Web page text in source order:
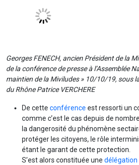
Georges FENECH, ancien Président de la
de la conférence de presse à l’Assemblée
maintien de la Miviludes » 10/10/19, sous
du Rhône Patrice VERCHERE
De cette conférence est ressorti un
comme c’est le cas depuis de
la dangerosité du phénomène
protéger les citoyens, le rôle
étant le garant de cette protection.
S’est alors constituée une délégation